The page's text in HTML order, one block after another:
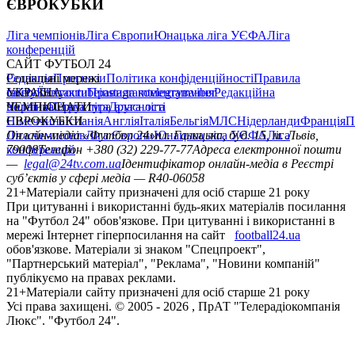
ЄВРОКУБКИ
Ліга чемпіонівЛіга ЄвропиЮнацька ліга УЄФАЛіга
конференцій
САЙТ ФУТБОЛ 24
РедакціяПрогнозиПолітика конфіденційностіПравила
сайтуКонтактиПравила коментуванняРедакційна
політикаСтруктура власності
Соціальні мережі
facebookxyoutubeinstagramtelegramviber
УКРАЇНА
УкраїнаПерша лігаДруга ліга
ЧЕМПІОНАТИ
НімеччинаІспаніяАнгліяІталіяБельгіяМЛСНідерландиФранція
ЄВРОКУБКИ
Ліга чемпіонівЛіга ЄвропиЮнацька ліга УЄФАЛіга
конференцій
Онлайн-медіа «Футбол 24»пл. Галицька, буд. 15, м. Львів,
79008Телефон +380 (32) 229-77-77Адреса електронної пошти
— legal@24tv.com.uaІдентифікатор онлайн-медіа в Реєстрі
суб’єктів у сфері медіа — R40-06058
21+Матеріали сайту призначені для осіб старше 21 року
При цитуванні і використанні будь-яких матеріалів посилання
на "Футбол 24" обов'язкове. При цитуванні і використанні в
мережі Інтернет гіперпосилання на сайт
football24.ua
обов'язкове. Матеріали зі знаком "Спецпроект",
"Партнерський матеріал", "Реклама", "Новини компаній"
публікуємо на правах реклами.
21+Матеріали сайту призначені для осіб старше 21 року
Усi права захищенi. © 2005 - 2026 , ПрАТ "Телерадіокомпанія
Люкс". "Футбол 24".